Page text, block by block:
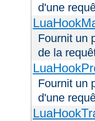
d'une
Fournit un
de la
Fournit un
d'une